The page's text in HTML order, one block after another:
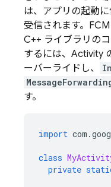
は、アプリの起動
受信されます。 FCM
C++ ライブラリの
するには、Activity
ーバーライドし、
す。
import com .
class
private